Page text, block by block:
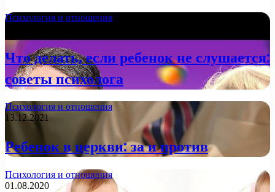
Психология и отношения
Что делать, если ребенок не слушается:
советы психолога
Психология и отношения
13.12.2021
Ребенок в церкви: за и против
Психология и отношения
01.08.2020